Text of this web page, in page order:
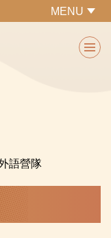
MENU
語營隊